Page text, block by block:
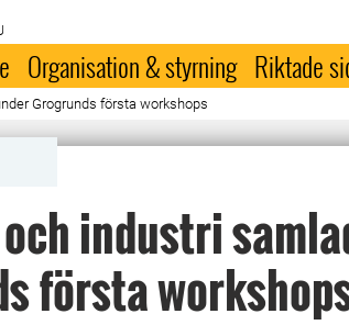
Organisation & styrning Riktade
Grogrunds första workshops
industri
första